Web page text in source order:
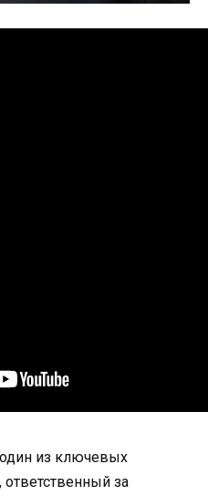
один из ключевых
за